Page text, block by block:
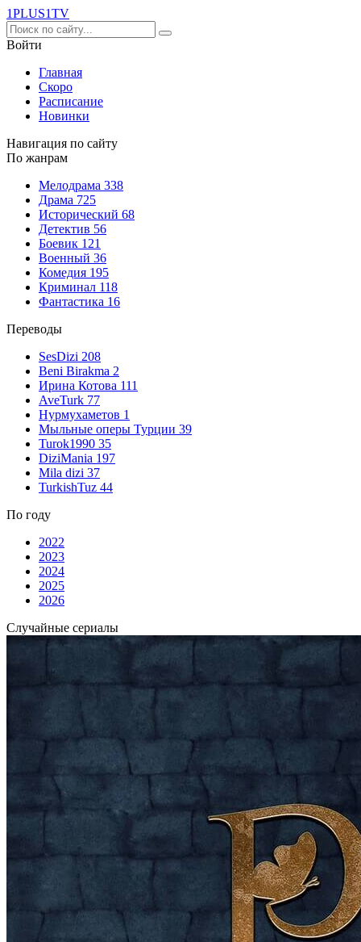
1PLUS1TV
Войти
Главная
Скоро
Расписание
Новинки
Навигация по сайту
По жанрам
Мелодрама 338
Драма 725
Исторический 68
Детектив 56
Боевик 121
Военный 36
Комедия 195
Криминал 118
Фантастика 16
Переводы
SesDizi 208
Beni Birakma 2
Ирина Котова 111
AveTurk 77
Нурмухаметов 1
Мыльные оперы Турции 39
Turok1990 35
DiziMania 197
Mila dizi 37
TurkishTuz 44
По году
2022
2023
2024
2025
2026
Случайные сериалы